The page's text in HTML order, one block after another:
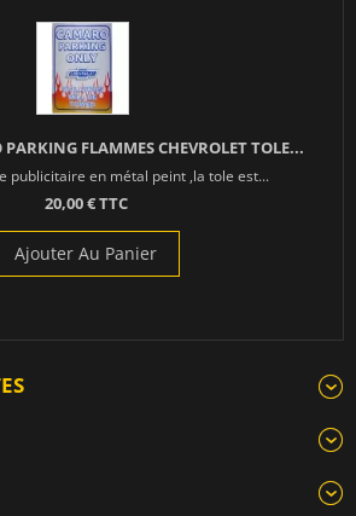
FLAMMES CHEVROLET TOLE...
publicitaire en métal peint ,la tole est...
20,00 € TTC
Ajouter Au Panier